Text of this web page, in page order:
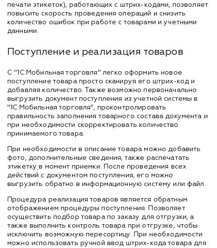
печати этикеток), работающих с штрих-кодами, позволяет
повысить скорость проведения операций и снизить
количество ошибок при работе с товарами и учетными
данными.
Поступление и реализация товаров
С "1С:Мобильная торговля" легко оформить новое
поступление товара просто сканируя его штрих-код и
добавляя количество. Также возможно первоначально
выгрузить документ поступления из учетной системы в
"1С:Мобильная торговля", проконтролировать
правильность заполнения товарного состава документа и
при необходимости скорректировать количество
принимаемого товара.
При необходимости в описание товара можно добавить
фото, дополнительные сведения, также распечатать
этикетку в момент приемки. После проведения всех
действий с документом поступления, его можно
выгрузить обратно в информационную систему или файл.
Процедура реализация товаров является обратным
отображением процедуры поступления. Позволяет
осуществить подбор товара по заказу для отгрузки, а
также выполнить контроль товара при отгрузке, чтобы
исключить возможную пересортицу. При необходимости
можно использовать ручной ввод штрих-кода товара для